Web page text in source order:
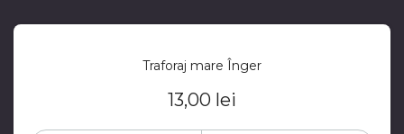
Traforaj mare Înger
13,00 lei